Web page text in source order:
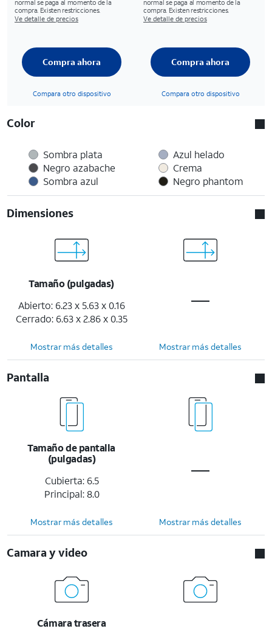
normal se paga al momento de la
compra. Existen restricciones.
Ve detalle de precios
normal se paga al momento de la
compra. Existen restricciones.
Ve detalle de precios
Compra ahora
Compara otro dispositivo
Compra ahora
Compara otro dispositivo
Color
Sombra plata
Negro azabache
Sombra azul
Azul helado
Crema
Negro phantom
Dimensiones
Tamaño (pulgadas)
Abierto: 6.23 x 5.63 x 0.16
Cerrado: 6.63 x 2.86 x 0.35
Mostrar más detalles Mostrar más detalles
Pantalla
Tamaño de pantalla
(pulgadas)
Cubierta: 6.5
Principal: 8.0
Mostrar más detalles Mostrar más detalles
Camara y video
Cámara trasera